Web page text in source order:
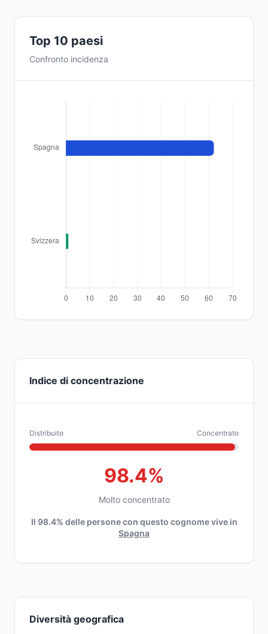
Top 10 paesi
Confronto incidenza
Indice di concentrazione
Distribuito Concentrato
98.4%
Molto concentrato
Il 98.4% delle persone con questo cognome vive in
Spagna
Diversità geografica